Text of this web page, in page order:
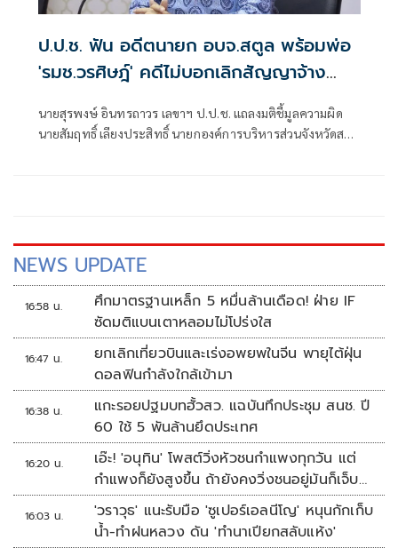
ป.ป.ช. ฟัน อดีตนายก อบจ.สตูล พร้อมพ่อ
'รมช.วรศิษฎ์' คดีไม่บอกเลิกสัญญาจ้าง
นายสุรพงษ์ อินทรถาวร เลขาฯ ป.ป.ช. แถลงมติชี้มูลความผิด
นายสัมฤทธิ์ เลียงประสิทธิ์ นายกองค์การบริหารส่วนจังหวัดสตูล
NEWS UPDATE
16:58 น.
ศึกมาตรฐานเหล็ก 5 หมื่นล้านเดือด! ฝ่าย IF
ซัดมติแบนเตาหลอมไม่โปร่งใส
16:47 น.
ยกเลิกเที่ยวบินและเร่งอพยพในจีน พายุไต้ฝุ่น
ดอลฟินกำลังใกล้เข้ามา
16:38 น.
แกะรอยปฐมบทฮั้วสว. แฉบันทึกประชุม สนช. ปี
60 ใช้ 5 พันล้านยึดประเทศ
16:20 น.
เอ๊ะ! 'อนุทิน' โพสต์วิ่งหัวชนกำแพงทุกวัน แต่
กำแพงก็ยังสูงขึ้น ถ้ายังคงวิ่งชนอยู่มันก็เจ็บ
หัวอีก
16:03 น.
'วราวุธ' แนะรับมือ 'ซูเปอร์เอลนีโญ' หนุนกักเก็บ
น้ำ-ทำฝนหลวง ดัน 'ทำนาเปียกสลับแห้ง'